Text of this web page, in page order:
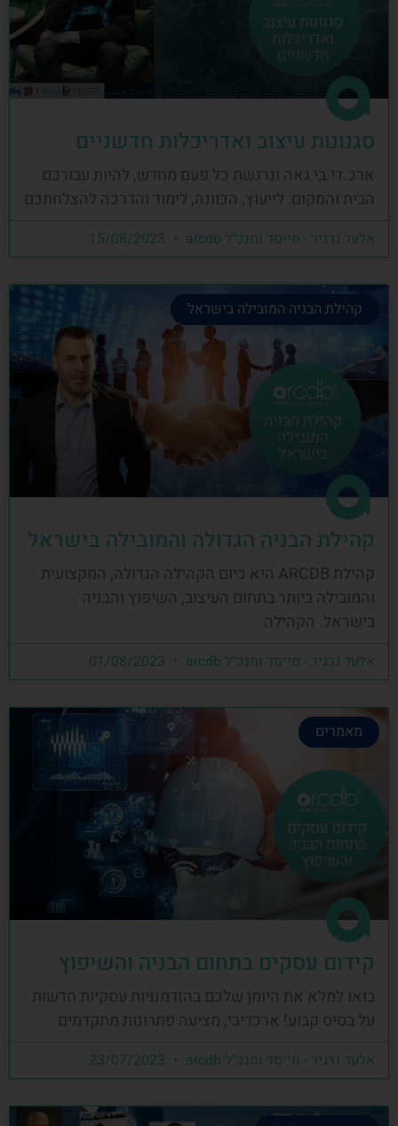
סגנונות עיצוב ואדריכלות חדשניים
ארכ.די.בי גאה ונרגשת כל פעם מחדש, להיות עבורכם
הבית והמקום: לייעוץ, הכוונה, לימוד והדרכה להצלחתכם
אלעד גרגיר - מייסד ומנכ"ל arcdb
קהילת הבניה המובילה בישראל
קהילת הבניה הגדולה והמובילה בישראל
קהילת ARCDB היא כיום הקהילה הגדולה, המקצועית
והמובילה ביותר בתחום העיצוב, השיפוץ והבניה
בישראל. הקהילה
אלעד גרגיר - מייסד ומנכ"ל arcdb
מאמרים
קידום עסקים בתחום הבניה והשיפוץ
בואו למלא את היומן שלכם בהזדמנויות עסקיות חדשות
על בסיס קבוע! ארכדיבי, מציעה פתרונות מתקדמים
אלעד גרגיר - מייסד ומנכ"ל arcdb